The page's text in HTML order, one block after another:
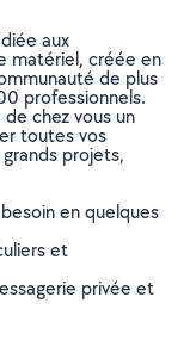
aux
matériel, créée en
de plus
professionnels.
chez vous un
toutes vos
projets,
en quelques
et
privée et